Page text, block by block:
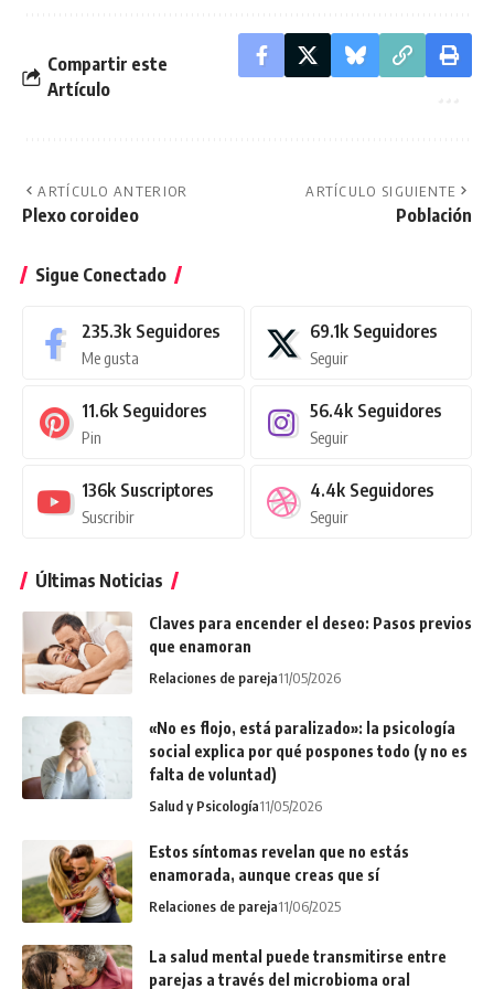
Compartir este
Artículo
ARTÍCULO ANTERIOR
Plexo coroideo
ARTÍCULO SIGUIENTE
Población
Sigue Conectado
235.3k Seguidores
Me gusta
69.1k Seguidores
Seguir
11.6k Seguidores
Pin
56.4k Seguidores
Seguir
136k Suscriptores
Suscribir
4.4k Seguidores
Seguir
Últimas Noticias
Claves para encender el deseo: Pasos previos
que enamoran
Relaciones de pareja11/05/2026
«No es flojo, está paralizado»: la psicología
social explica por qué pospones todo (y no es
falta de voluntad)
Salud y Psicología11/05/2026
Estos síntomas revelan que no estás
enamorada, aunque creas que sí
Relaciones de pareja11/06/2025
La salud mental puede transmitirse entre
parejas a través del microbioma oral